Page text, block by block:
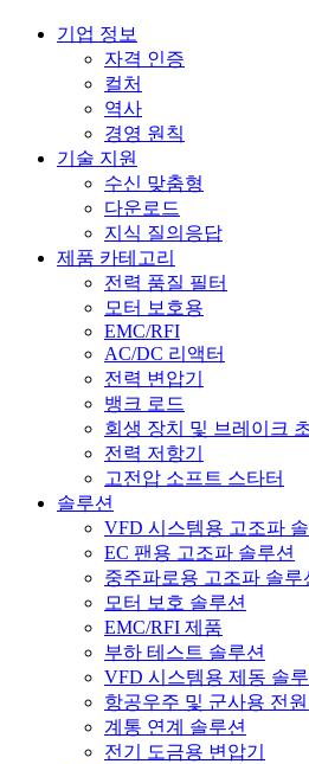
기업 정보
자격 인증
컬처
역사
경영 원칙
기술 지원
수신 맞춤형
다운로드
지식 질의응답
제품 카테고리
전력 품질 필터
모터 보호용
EMC/RFI
AC/DC 리액터
전력 변압기
뱅크 로드
회생 장치 및 브레이크
전력 저항기
고전압 소프트 스타터
솔루션
VFD 시스템용 고조파
EC 팬용 고조파 솔루션
중주파로용 고조파 솔루
모터 보호 솔루션
EMC/RFI 제품
부하 테스트 솔루션
VFD 시스템용 제동 솔
항공우주 및 군사용 전원
계통 연계 솔루션
전기 도금용 변압기